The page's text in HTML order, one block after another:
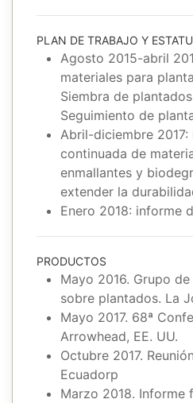
PLAN DE TRABAJO Y
Agosto 2015-abril
materiales para
Siembra de
Seguimiento de
Abril-diciembre
continuada de
enmallantes y
extender la
Enero 2018: informe
PRODUCTOS
Mayo 2016. Grupo
sobre plantados. La
Mayo 2017. 68ª
Arrowhead, EE. UU.
Octubre 2017.
Ecuadorp
Marzo 2018. Informe